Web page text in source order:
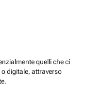
quelli che ci
digitale, attraverso